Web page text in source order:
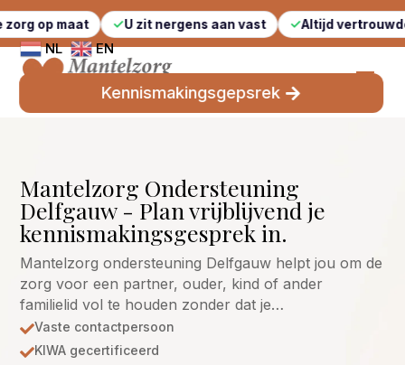
U zit nergens aan vast Altijd vertrouwde
NL EN
Kennismakingsgepsrek
Mantelzorg Ondersteuning
Delfgauw - Plan vrijblijvend je
kennismakingsgesprek in.
Mantelzorg ondersteuning Delfgauw helpt jou om de
zorg voor een partner, ouder, kind of ander
familielid vol te houden zonder dat je…
Vaste contactpersoon
KIWA gecertificeerd